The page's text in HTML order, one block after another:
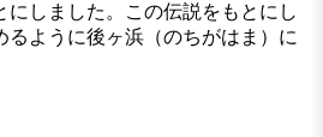
にしました。この伝説をもとにし
るように後ヶ浜（のちがはま）に